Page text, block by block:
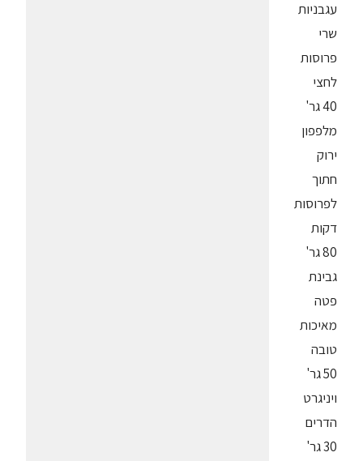
עגבניות
שרי
פרוסות
לחצי
40 גר'
מלפפון
ירוק
חתוך
לפרוסות
דקות
80 גר'
גבינת
פטה
מאיכות
טובה
50 גר'
ויניגרט
הדרים
30 גר'